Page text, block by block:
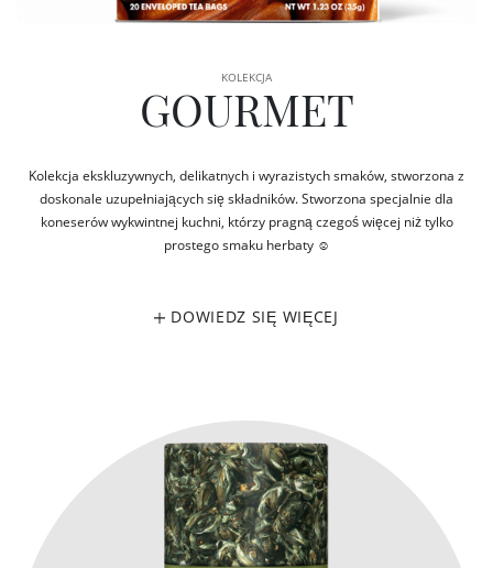
KOLEKCJA
GOURMET
Kolekcja ekskluzywnych, delikatnych i wyrazistych smaków, stworzona z
doskonale uzupełniających się składników. Stworzona specjalnie dla
koneserów wykwintnej kuchni, którzy pragną czegoś więcej niż tylko
prostego smaku herbaty ☺
DOWIEDZ SIĘ WIĘCEJ